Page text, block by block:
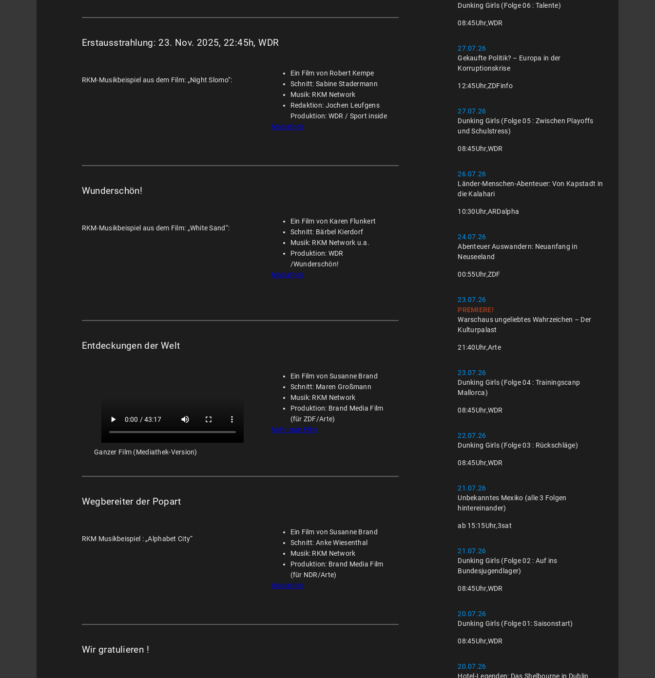
Erstausstrahlung: 23. Nov. 2025, 22:45h, WDR
RKM-Musikbeispiel aus dem Film: „Night Slomo“:
Ein Film von Robert Kempe
Schnitt: Sabine Stadermann
Musik: RKM Network
Redaktion: Jochen Leufgens
Produktion: WDR / Sport inside
Mediathek
Wunderschön!
RKM-Musikbeispiel aus dem Film: „White Sand“:
Ein Film von Karen Flunkert
Schnitt: Bärbel Kierdorf
Musik: RKM Network u.a.
Produktion: WDR
/Wunderschön!
Mediathek
Entdeckungen der Welt
Ganzer Film (Mediathek-Version)
Ein Film von Susanne Brand
Schnitt: Maren Großmann
Musik: RKM Network
Produktion: Brand Media Film
(für ZDF/Arte)
Mehr zum Film
Wegbereiter der Popart
RKM Musikbeispiel : „Alphabet City“
Ein Film von Susanne Brand
Schnitt: Anke Wiesenthal
Musik: RKM Network
Produktion: Brand Media Film
(für NDR/Arte)
Mediathek
Wir gratulieren !
Dunking Girls (Folge 06 : Talente)
08:45Uhr,WDR
27.07.26
Gekaufte Politik? – Europa in der
Korruptionskrise
12:45Uhr,ZDFinfo
27.07.26
Dunking Girls (Folge 05 : Zwischen Playoffs
und Schulstress)
08:45Uhr,WDR
26.07.26
Länder-Menschen-Abenteuer: Von Kapstadt in
die Kalahari
10:30Uhr,ARDalpha
24.07.26
Abenteuer Auswandern: Neuanfang in
Neuseeland
00:55Uhr,ZDF
23.07.26
PREMIERE!
Warschaus ungeliebtes Wahrzeichen – Der
Kulturpalast
21:40Uhr,Arte
23.07.26
Dunking Girls (Folge 04 : Trainingscanp
Mallorca)
08:45Uhr,WDR
22.07.26
Dunking Girls (Folge 03 : Rückschläge)
08:45Uhr,WDR
21.07.26
Unbekanntes Mexiko (alle 3 Folgen
hintereinander)
ab 15:15Uhr,3sat
21.07.26
Dunking Girls (Folge 02 : Auf ins
Bundesjugendlager)
08:45Uhr,WDR
20.07.26
Dunking Girls (Folge 01: Saisonstart)
08:45Uhr,WDR
20.07.26
Hotel-Legenden: Das Shelbourne in Dublin